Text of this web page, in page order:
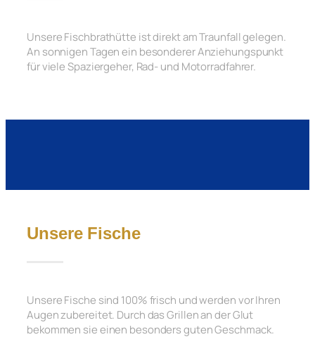
Unsere Fischbrathütte ist direkt am Traunfall gelegen.
An sonnigen Tagen ein besonderer Anziehungspunkt
für viele Spaziergeher, Rad- und Motorradfahrer.
Unsere Fische
Unsere Fische sind 100% frisch und werden vor Ihren
Augen zubereitet. Durch das Grillen an der Glut
bekommen sie einen besonders guten Geschmack.